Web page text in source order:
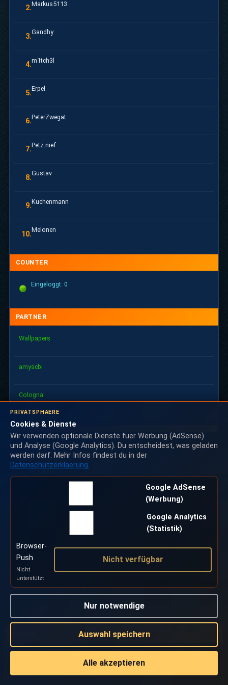
2.Markus5113
3.Gandhy
4.m1tch3l
5.Erpel
6.PeterZwegat
7.Petz.nief
8.Gustav
9.Kuchenmann
10.Melonen
COUNTER
Eingeloggt: 0
PARTNER
Wallpapers
amyscbi
Cologna
2014 - 2026 Klick-Game ©Version 2.3.3
PRIVATSPHAERE
Cookies & Dienste
Wir verwenden optionale Dienste fuer Werbung (AdSense)
und Analyse (Google Analytics). Du entscheidest, was geladen
werden darf. Mehr Infos findest du in der
Datenschutzerklaerung.
Google AdSense
(Werbung)
Google Analytics
(Statistik)
Browser-
Push
Nicht
unterstützt
Nicht verfügbar
Nur notwendige
Auswahl speichern
Alle akzeptieren